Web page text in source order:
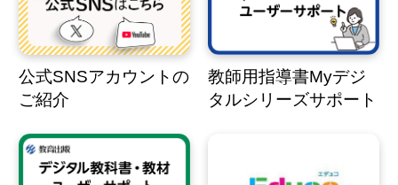
公式SNSアカウントの
ご紹介
教師用指導書Myデジ
タルシリーズサポート